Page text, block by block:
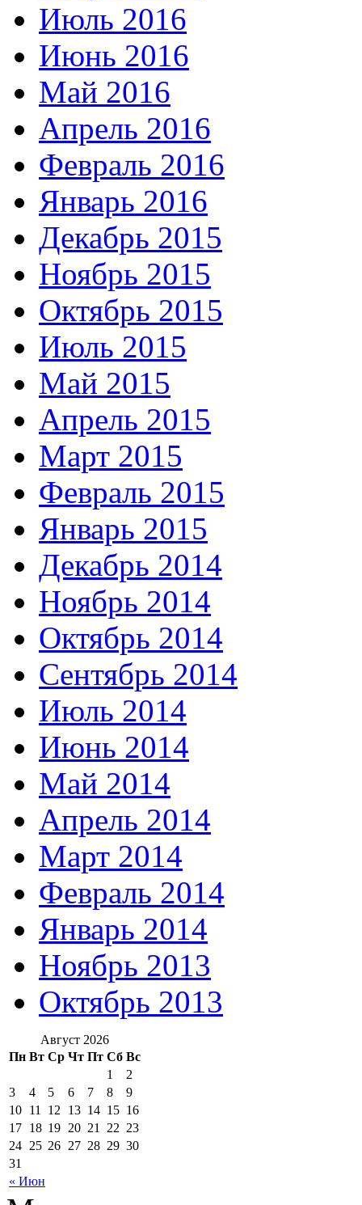
Июль 2016
Июнь 2016
Май 2016
Апрель 2016
Февраль 2016
Январь 2016
Декабрь 2015
Ноябрь 2015
Октябрь 2015
Июль 2015
Май 2015
Апрель 2015
Март 2015
Февраль 2015
Январь 2015
Декабрь 2014
Ноябрь 2014
Октябрь 2014
Сентябрь 2014
Июль 2014
Июнь 2014
Май 2014
Апрель 2014
Март 2014
Февраль 2014
Январь 2014
Ноябрь 2013
Октябрь 2013
Август 2026
Пн Вт Ср Чт Пт Сб Вс
« Июн
1
2
3
4 5 6 7 8
9
10 11 12 13 14 15 16
17 18 19 20 21 22 23
24 25 26 27 28 29 30
31